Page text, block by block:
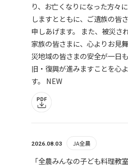
り、お亡くなりになった方々
しますとともに、ご遺族の皆
申しあげます。 また、被災さ
家族の皆さまに、心よりお見
災地域の皆さまの安全が一日
旧・復興が進みますことを心
す。 NEW
2026.08.03 JA全農
「全農みんなの子ども料理教